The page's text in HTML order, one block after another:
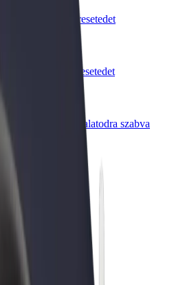
és növeld keresetedet
és növeld keresetedet
a vállalatodra szabva
OÜ